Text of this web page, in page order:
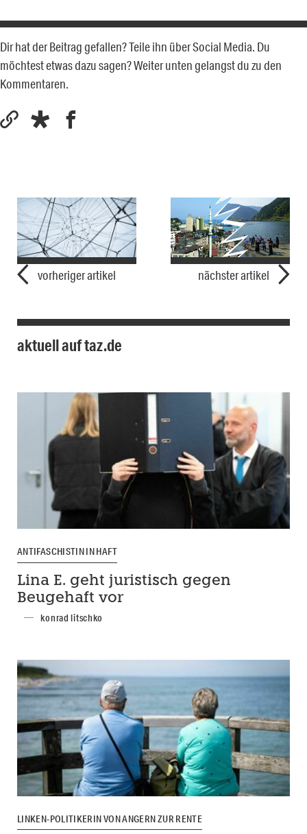
Dir hat der Beitrag gefallen? Teile ihn über Social Media. Du
möchtest etwas dazu sagen? Weiter unten gelangst du zu den
Kommentaren.
vorheriger artikel nächster artikel
aktuell auf taz.de
ANTIFASCHISTIN IN HAFT
Lina E. geht juristisch gegen
Beugehaft vor
konrad litschko
LINKEN-POLITIKERIN VON ANGERN ZUR RENTE